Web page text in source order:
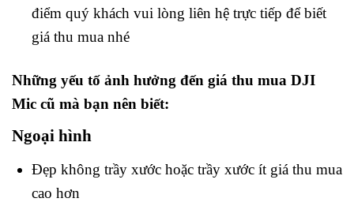
điểm quý khách vui lòng liên hệ trực tiếp để biết
giá thu mua nhé
Những yếu tố ảnh hưởng đến giá thu mua DJI
Mic cũ mà bạn nên biết:
Ngoại hình
Đẹp không trầy xước hoặc trầy xước ít giá thu mua
cao hơn